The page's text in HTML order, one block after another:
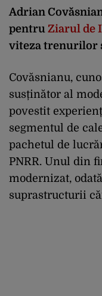
Adrian
pentru Ziarul de
viteza trenurilor
Covăsnianu,
susținător al
povestit
segmentul de
pachetul de
PNRR. Unul din
modernizat,
suprastructurii